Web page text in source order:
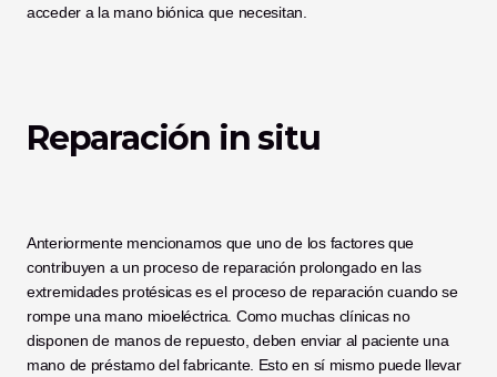
acceder a la mano biónica que necesitan.
Reparación in situ
Anteriormente mencionamos que uno de los factores que
contribuyen a un proceso de reparación prolongado en las
extremidades protésicas es el proceso de reparación cuando se
rompe una mano mioeléctrica. Como muchas clínicas no
disponen de manos de repuesto, deben enviar al paciente una
mano de préstamo del fabricante. Esto en sí mismo puede llevar